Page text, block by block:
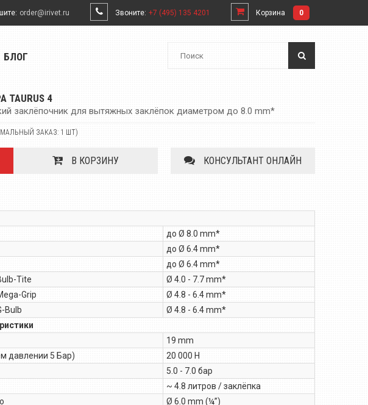
order@irivet.ru Звоните: +7 (495) 135 4201 Корзина 0
БЛОГ
TAURUS 4
заклёпочник для вытяжных заклёпок диаметром до 8.0 mm*
ЗАКАЗ: 1 ШТ)
В КОРЗИНУ КОНСУЛЬТАНТ ОНЛАЙН
до Ø 8.0 mm*
до Ø 6.4 mm*
до Ø 6.4 mm*
Tite
Ø 4.0 - 7.7 mm*
Grip
Ø 4.8 - 6.4 mm*
Bulb
Ø 4.8 - 6.4 mm*
19 mm
давлении 5 Бар)
20 000 Н
5.0 - 7.0 бар
~ 4.8 литров / заклёпка
Ø 6.0 mm (¼”)